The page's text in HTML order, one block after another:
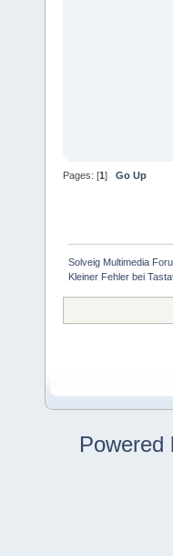
Pages: [1] Go Up
Solveig Multimedia
Kleiner Fehler bei
Powered